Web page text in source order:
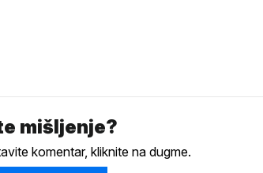
mišljenje?
komentar, kliknite na dugme.